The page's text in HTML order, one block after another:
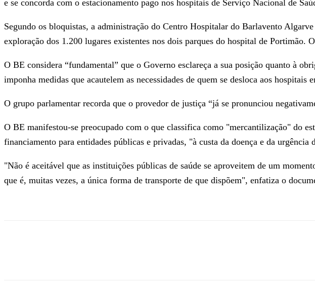
e se concorda com o estacionamento pago nos hospitais de Serviço Nacional de
Segundo os bloquistas, a administração do Centro Hospitalar do Barlavento
exploração dos 1.200 lugares existentes nos dois parques do hospital de Portimão.
O BE considera “fundamental” que o Governo esclareça a sua posição quanto à
imponha medidas que acautelem as necessidades de quem se desloca aos hospitais
O grupo parlamentar recorda que o provedor de justiça “já se pronunciou
O BE manifestou-se preocupado com o que classifica como "mercantilização" do
financiamento para entidades públicas e privadas, "à custa da doença e da urgência
"Não é aceitável que as instituições públicas de saúde se aproveitem de um
que é, muitas vezes, a única forma de transporte de que dispõem", enfatiza o